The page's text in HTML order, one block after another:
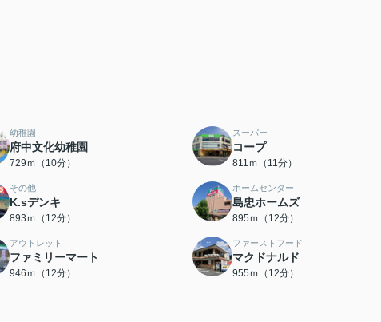
幼稚園
府中文化幼稚園
729ｍ（10分）
スーパー
コープ
811ｍ（11分）
その他
K.sデンキ
893ｍ（12分）
ホームセンター
島忠ホームズ
895ｍ（12分）
アウトレット
ファミリーマート
946ｍ（12分）
ファーストフード
マクドナルド
955ｍ（12分）